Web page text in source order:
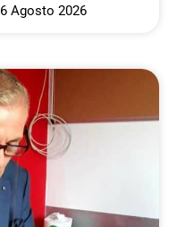
6 Agosto 2026